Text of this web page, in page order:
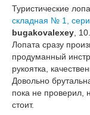
Туристические
складная № 1,
bugakovalexey,
Лопата сразу
продуманный
рукоятка,
Довольно
пока не проверил,
стоит.